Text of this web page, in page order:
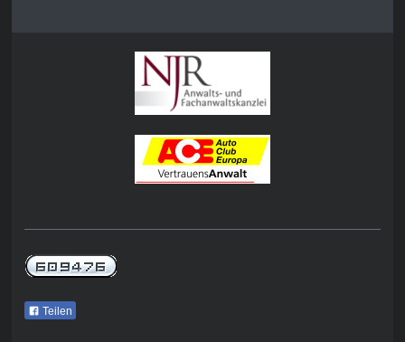
Teilen